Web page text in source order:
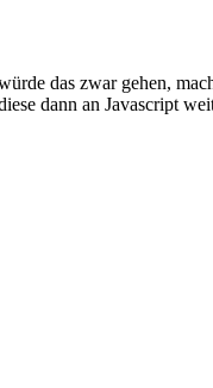
das zwar gehen,
dann an Javascript